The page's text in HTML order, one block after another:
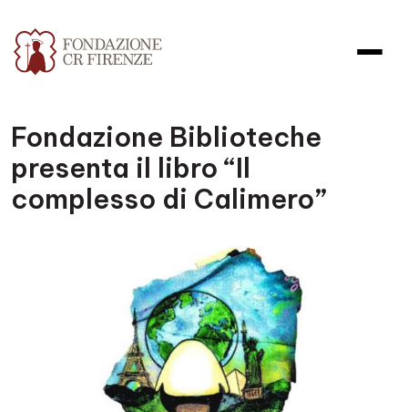
Fondazione Biblioteche
presenta il libro “Il
complesso di Calimero”